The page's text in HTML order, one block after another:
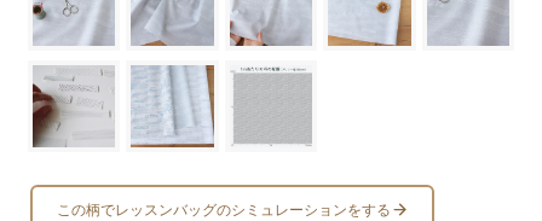
この柄でレッスンバッグのシミュレーションをする